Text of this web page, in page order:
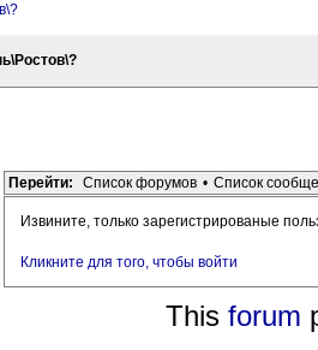
Перейти: Список форумов • Список
Извините, только зарегистрированые
Кликните для того, чтобы войти
This forum